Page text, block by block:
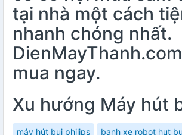
tại nhà một cách
nhanh chóng nhất.
mua ngay.
Xu hướng Máy hút
máy hút bụi philips banh xe robot hut